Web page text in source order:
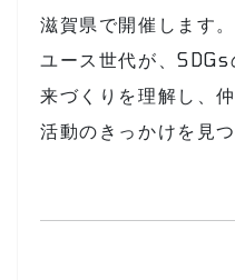
滋賀県で開催します。
ユース世代が、
来づくりを理解し、
活動のきっかけを見